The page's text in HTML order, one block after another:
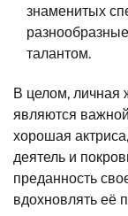
знаменитых
талантом.
В целом, личная
являются
хорошая
деятель и
преданность
вдохновлять её